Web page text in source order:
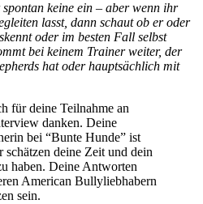
keine ein – aber wenn ihr
lasst, dann schaut ob er oder
oder im besten Fall selbst
bei keinem Trainer weiter, der
hat oder hauptsächlich mit
für deine Teilnahme an
danken. Deine
bei “Bunte Hunde” ist
deine Zeit und dein
haben. Deine Antworten
American Bullyliebhabern
sein.